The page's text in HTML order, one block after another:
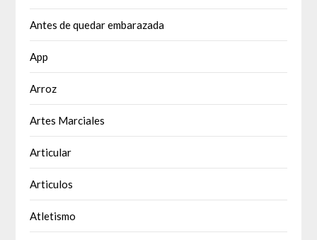
Antes de quedar embarazada
App
Arroz
Artes Marciales
Articular
Articulos
Atletismo